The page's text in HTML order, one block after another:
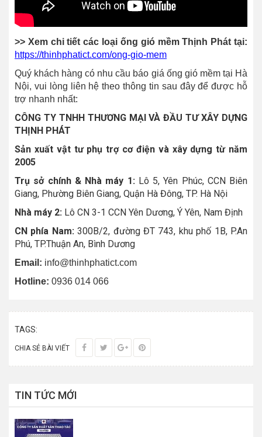
>> Xem chi tiết các loại ống gió mềm Thịnh Phát tại:
https://thinhphatict.com/ong-gio-mem
Quý khách hàng có nhu cầu báo giá ống gió mềm tại Hà
Nội, vui lòng liên hệ theo thông tin sau đây để được hỗ
trợ nhanh nhất:
CÔNG TY TNHH THƯƠNG MẠI VÀ ĐẦU TƯ XÂY DỰNG
THỊNH PHÁT
Sản xuất vật tư phụ trợ cơ điện và xây dựng từ năm
2005
Trụ sở chính & Nhà máy 1: Lô 5, Yên Phúc, CCN Biên
Giang, Phường Biên Giang, Quận Hà Đông, TP. Hà Nội
Nhà máy 2: Lô CN 3-1 CCN Yên Dương, Ý Yên, Nam Định
CN phía Nam:300B/2, đường ĐT 743, khu phố 1B, P.An
Phú, TP.Thuận An, Bình Dương
Email: info@thinhphatict.com
Hotline: 0936 014 066
TAGS:
CHIA SẺ BÀI VIẾT
TIN TỨC MỚI